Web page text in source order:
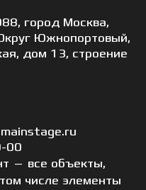
город Москва,
Южнопортовый,
дом 13, строение
00
— все объекты,
числе элементы